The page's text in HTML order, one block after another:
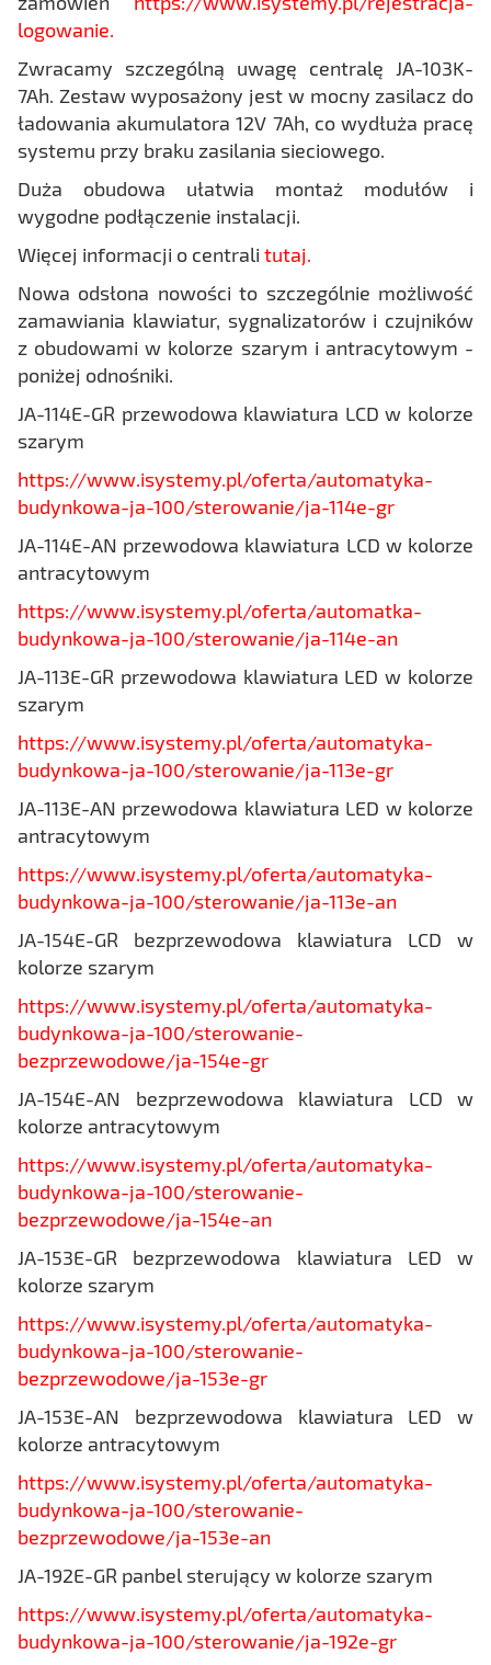
logowanie.
Zwracamy szczególną uwagę centralę JA-103K-
7Ah. Zestaw wyposażony jest w mocny zasilacz do
ładowania akumulatora 12V 7Ah, co wydłuża pracę
systemu przy braku zasilania sieciowego.
Duża obudowa ułatwia montaż modułów i
wygodne podłączenie instalacji.
Więcej informacji o centrali tutaj.
Nowa odsłona nowości to szczególnie możliwość
zamawiania klawiatur, sygnalizatorów i czujników
z obudowami w kolorze szarym i antracytowym -
poniżej odnośniki.
JA-114E-GR przewodowa klawiatura LCD w kolorze
szarym
https://www.isystemy.pl/oferta/automatyka-
budynkowa-ja-100/sterowanie/ja-114e-gr
JA-114E-AN przewodowa klawiatura LCD w kolorze
antracytowym
https://www.isystemy.pl/oferta/automatka-
budynkowa-ja-100/sterowanie/ja-114e-an
JA-113E-GR przewodowa klawiatura LED w kolorze
szarym
https://www.isystemy.pl/oferta/automatyka-
budynkowa-ja-100/sterowanie/ja-113e-gr
JA-113E-AN przewodowa klawiatura LED w kolorze
antracytowym
https://www.isystemy.pl/oferta/automatyka-
budynkowa-ja-100/sterowanie/ja-113e-an
JA-154E-GR bezprzewodowa klawiatura LCD w
kolorze szarym
https://www.isystemy.pl/oferta/automatyka-
budynkowa-ja-100/sterowanie-
bezprzewodowe/ja-154e-gr
JA-154E-AN bezprzewodowa klawiatura LCD w
kolorze antracytowym
https://www.isystemy.pl/oferta/automatyka-
budynkowa-ja-100/sterowanie-
bezprzewodowe/ja-154e-an
JA-153E-GR bezprzewodowa klawiatura LED w
kolorze szarym
https://www.isystemy.pl/oferta/automatyka-
budynkowa-ja-100/sterowanie-
bezprzewodowe/ja-153e-gr
JA-153E-AN bezprzewodowa klawiatura LED w
kolorze antracytowym
https://www.isystemy.pl/oferta/automatyka-
budynkowa-ja-100/sterowanie-
bezprzewodowe/ja-153e-an
JA-192E-GR panbel sterujący w kolorze szarym
https://www.isystemy.pl/oferta/automatyka-
budynkowa-ja-100/sterowanie/ja-192e-gr